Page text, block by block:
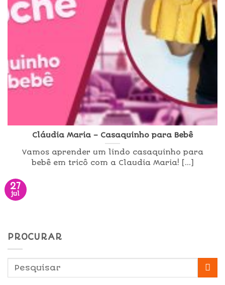
Cláudia Maria – Casaquinho para Bebê
Vamos aprender um lindo casaquinho para
bebê em tricô com a Claudia Maria! [...]
27
jul
PROCURAR